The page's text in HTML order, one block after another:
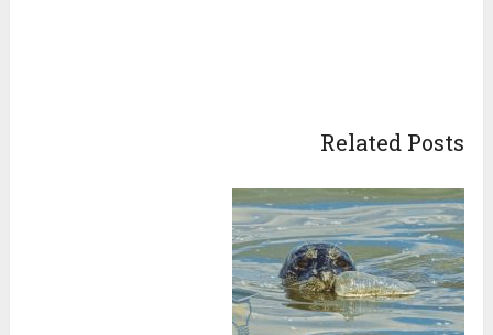
Related Posts